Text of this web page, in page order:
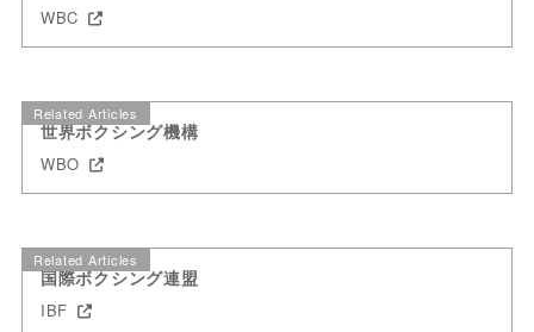
WBC
Related Articles
世界ボクシング機構
WBO
Related Articles
国際ボクシング連盟
IBF